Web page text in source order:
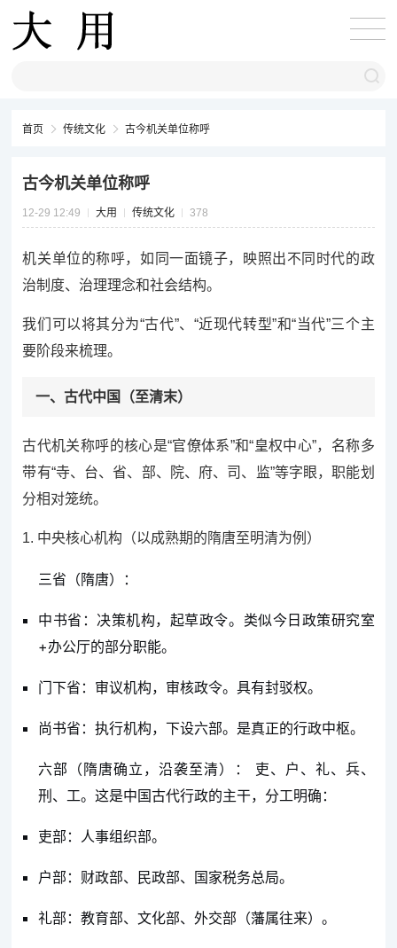
首页 传统文化 古今机关单位称呼
古今机关单位称呼
12-29 12:49 大用 传统文化 378
机关单位的称呼，如同一面镜子，映照出不同时代的政
治制度、治理理念和社会结构。
我们可以将其分为“古代”、“近现代转型”和“当代”三个主
要阶段来梳理。
一、古代中国（至清末）
古代机关称呼的核心是“官僚体系”和“皇权中心”，名称多
带有“寺、台、省、部、院、府、司、监”等字眼，职能划
分相对笼统。
1. 中央核心机构（以成熟期的隋唐至明清为例）
三省（隋唐）：
中书省：决策机构，起草政令。类似今日政策研究室
+办公厅的部分职能。
门下省：审议机构，审核政令。具有封驳权。
尚书省：执行机构，下设六部。是真正的行政中枢。
六部（隋唐确立，沿袭至清）： 吏、户、礼、兵、
刑、工。这是中国古代行政的主干，分工明确：
吏部：人事组织部。
户部：财政部、民政部、国家税务总局。
礼部：教育部、文化部、外交部（藩属往来）。